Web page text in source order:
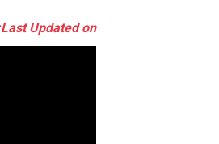
Last Updated on: غبرګولى ۱۴, ۱۴۰۵